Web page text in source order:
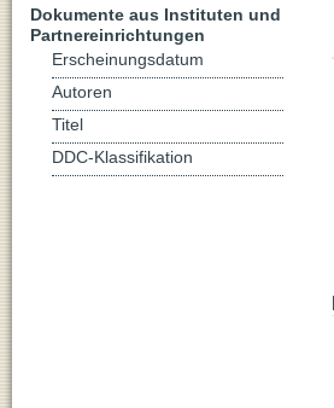
Dokumente aus Instituten und
Partnereinrichtungen
Erscheinungsdatum
Autoren
Titel
DDC-Klassifikation